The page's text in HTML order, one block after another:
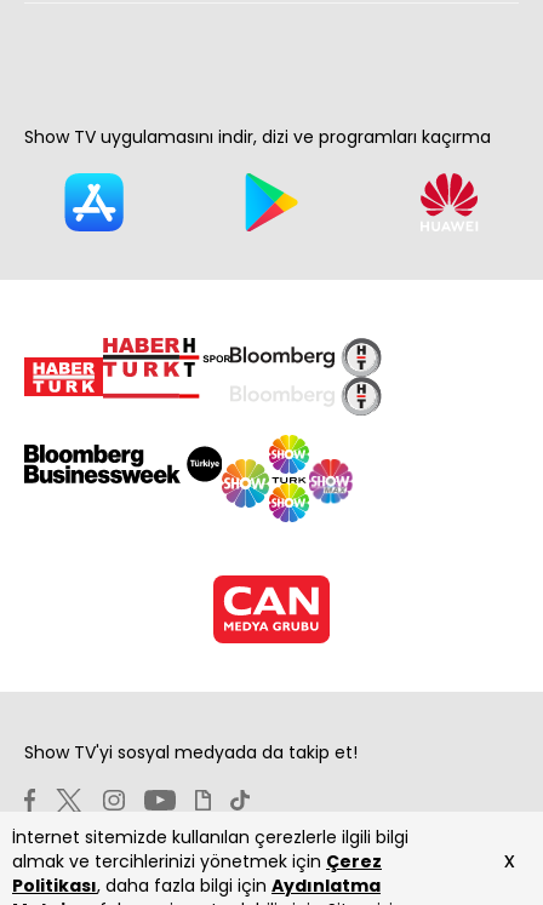
İnternet sitemizde kullanılan çerezlerle ilgili bilgi
almak ve tercihlerinizi yönetmek için Çerez
Politikası, daha fazla bilgi için Aydınlatma
x
Show TV uygulamasını indir, dizi ve programları kaçırma
Show TV'yi sosyal medyada da takip et!